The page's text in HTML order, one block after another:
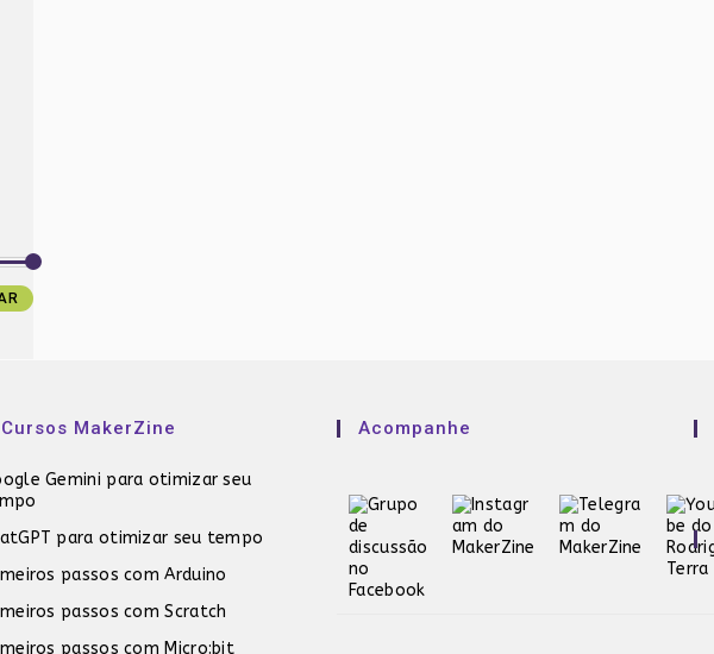
Cursos MakerZine
Gemini para otimizar seu
para otimizar seu tempo
passos com Arduino
passos com Scratch
passos com Micro:bit
Acompanhe